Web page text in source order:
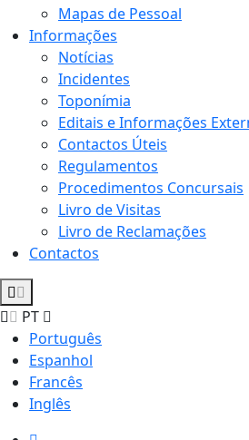
Mapas de Pessoal
Informações
Notícias
Incidentes
Toponímia
Editais e Informações
Contactos Úteis
Regulamentos
Procedimentos Concursais
Livro de Visitas
Livro de Reclamações
Contactos
PT
Português
Espanhol
Francês
Inglês